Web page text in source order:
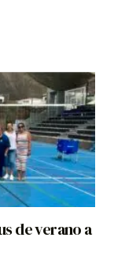
de verano a